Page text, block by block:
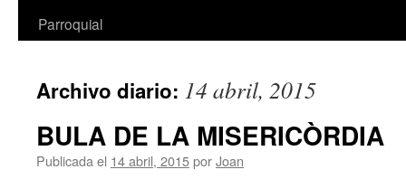
Parroquial
Archivo diario: 14 abril, 2015
BULA DE LA MISERICÒRDIA
Publicada el 14 abril, 2015porJoan